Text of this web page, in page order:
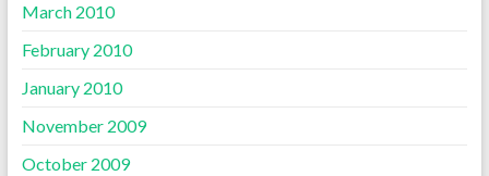
March 2010
February 2010
January 2010
November 2009
October 2009